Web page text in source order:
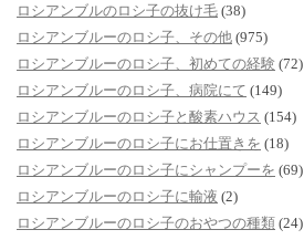
ロシアンブルのロシ子の抜け毛 (38)
ロシアンブルーのロシ子、その他 (975)
ロシアンブルーのロシ子、初めての経験 (72)
ロシアンブルーのロシ子、病院にて (149)
ロシアンブルーのロシ子と酸素ハウス (154)
ロシアンブルーのロシ子にお仕置きを (18)
ロシアンブルーのロシ子にシャンプーを (69)
ロシアンブルーのロシ子に輸液 (2)
ロシアンブルーのロシ子のおやつの種類 (24)